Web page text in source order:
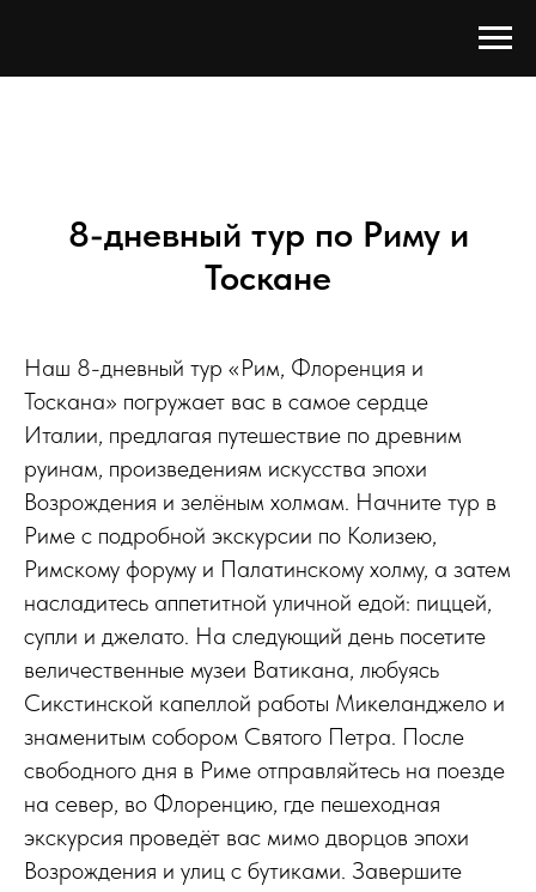
8-дневный тур по Риму и
Тоскане
Наш 8-дневный тур «Рим, Флоренция и
Тоскана» погружает вас в самое сердце
Италии, предлагая путешествие по древним
руинам, произведениям искусства эпохи
Возрождения и зелёным холмам. Начните тур в
Риме с подробной экскурсии по Колизею,
Римскому форуму и Палатинскому холму, а затем
насладитесь аппетитной уличной едой: пиццей,
супли и джелато. На следующий день посетите
величественные музеи Ватикана, любуясь
Сикстинской капеллой работы Микеланджело и
знаменитым собором Святого Петра. После
свободного дня в Риме отправляйтесь на поезде
на север, во Флоренцию, где пешеходная
экскурсия проведёт вас мимо дворцов эпохи
Возрождения и улиц с бутиками. Завершите